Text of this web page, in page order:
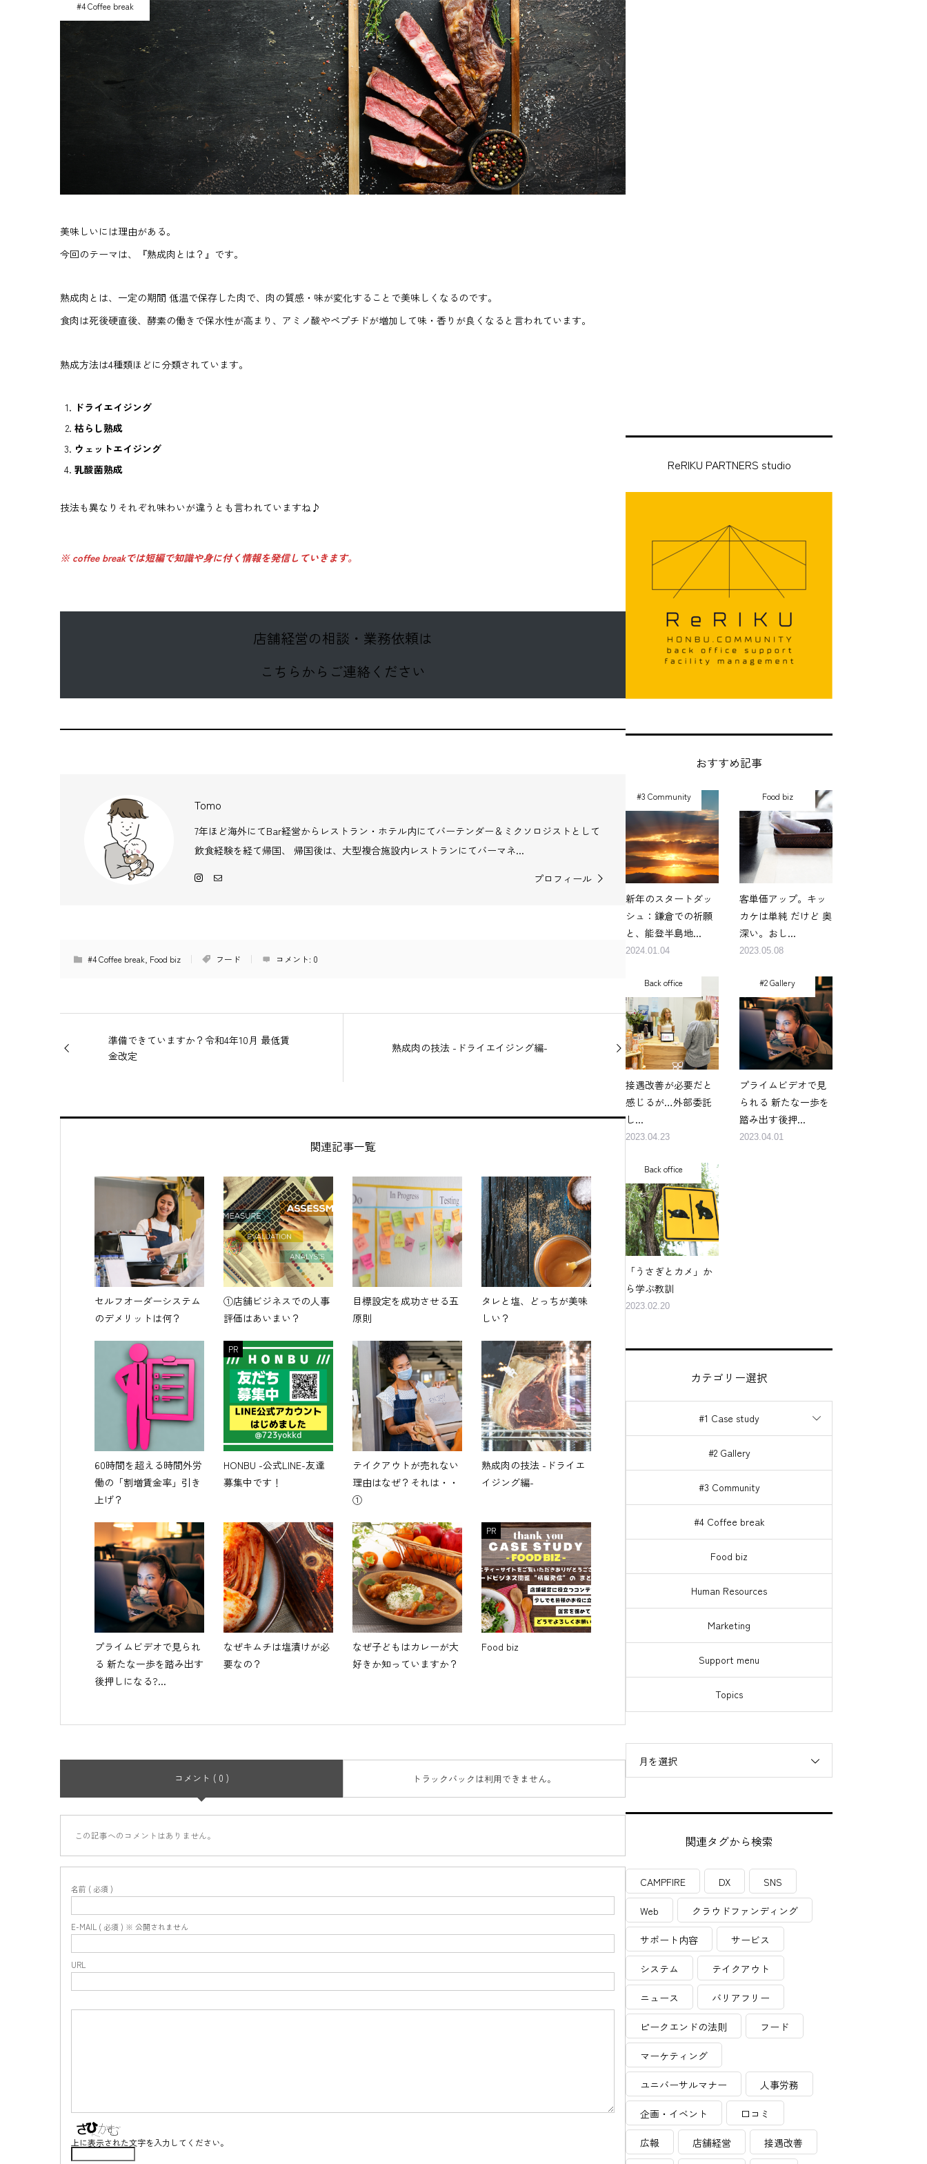
#4 Coffee break
美味しいには理由がある。
今回のテーマは、『熟成肉とは？』です。
熟成肉とは、一定の期間 低温で保存した肉で、肉の質感・味が変化することで美味しくなるのです。
食肉は死後硬直後、酵素の働きで保水性が高まり、アミノ酸やペプチドが増加して味・香りが良くなると言われています。
熟成方法は4種類ほどに分類されています。
ドライエイジング
枯らし熟成
ウェットエイジング
乳酸菌熟成
技法も異なりそれぞれ味わいが違うとも言われていますね♪
※ coffee breakでは短編で知識や身に付く情報を発信していきます。
店舗経営の相談・業務依頼は
こちらからご連絡ください
Tomo
7年ほど海外にてBar経営からレストラン・ホテル内にてバーテンダー＆ミクソロジストとして
飲食経験を経て帰国、 帰国後は、大型複合施設内レストランにてバーマネ...
プロフィール
#4 Coffee break, Food biz フード コメント: 0
準備できていますか？令和4年10月 最低賃
金改定
熟成肉の技法 -ドライエイジング編-
関連記事一覧
セルフオーダーシステム
のデメリットは何？
①店舗ビジネスでの人事
評価はあいまい？
目標設定を成功させる五
原則
タレと塩、どっちが美味
しい？
60時間を超える時間外労
働の「割増賃金率」引き
上げ？
PR
HONBU -公式LINE-友達
募集中です！
テイクアウトが売れない
理由はなぜ？それは・・
①
熟成肉の技法 -ドライエ
イジング編-
プライムビデオで見られ
る 新たな一歩を踏み出す
後押しになる?...
なぜキムチは塩漬けが必
要なの？
なぜ子どもはカレーが大
好きか知っていますか？
PR
Food biz
コメント ( 0 ) トラックバックは利用できません。
この記事へのコメントはありません。
名前 ( 必須 )
E-MAIL ( 必須 ) ※ 公開されません
URL
上に表示された文字を入力してください。
ReRIKU PARTNERS studio
おすすめ記事
#3 Community
新年のスタートダッ
シュ：鎌倉での祈願
と、能登半島地...
2024.01.04
Food biz
客単価アップ。キッ
カケは単純 だけど 奥
深い。おし...
2023.05.08
Back office
接遇改善が必要だと
感じるが…外部委託
し...
2023.04.23
#2 Gallery
プライムビデオで見
られる 新たな一歩を
踏み出す後押...
2023.04.01
Back office
「うさぎとカメ」か
ら学ぶ教訓
2023.02.20
カテゴリー選択
#1 Case study
#2 Gallery
#3 Community
#4 Coffee break
Food biz
Human Resources
Marketing
Support menu
Topics
月を選択
関連タグから検索
CAMPFIRE DX SNS
Web クラウドファンディング
サポート内容 サービス
システム テイクアウト
ニュース バリアフリー
ピークエンドの法則 フード
マーケティング
ユニバーサルマナー 人事労務
企画・イベント 口コミ
広報 店舗経営 接遇改善